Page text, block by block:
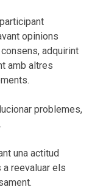
opinions
adquirint
amb altres
problemes,
una actitud
reevaluar els